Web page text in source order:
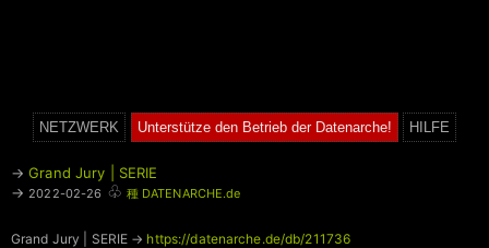
NETZWERK Unterstütze den Betrieb der Datenarche! HILFE
→Grand Jury | SERIE
→ 2022-02-26 ♧ 種 DATENARCHE.de
Grand Jury | SERIE → https://datenarche.de/db/211736